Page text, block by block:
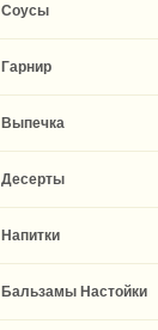
Соусы
Гарнир
Выпечка
Десерты
Напитки
Бальзамы Настойки